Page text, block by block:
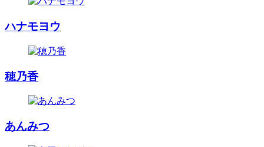
ハナモヨウ
穂乃香
あんみつ